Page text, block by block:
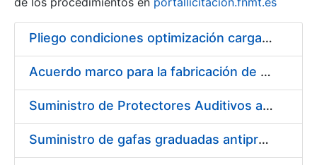
Show/Hide
Pliego condiciones optimización cargas compras firmado
Acuerdo marco para la fabricación de piezas
Suministro de Protectores Auditivos a medida para las personas trabajadoras de los Centros de Trabajo de Madrid y Burgos
Suministro de gafas graduadas antiproyecciones para los trabajadores de la FNMT-RCM en los centros de trabajo de Madrid y Burgos